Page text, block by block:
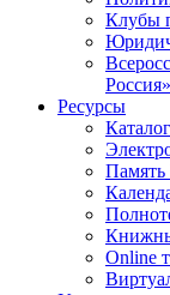
Клубы
Россия»
Ресурсы
Online